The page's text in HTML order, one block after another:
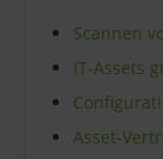
Scannen
IT-Assets
Asset-